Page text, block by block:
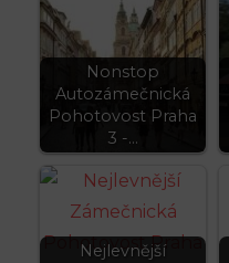
Nonstop
Autozámečnická
Pohotovost Praha
3 -…
Nejlevnější